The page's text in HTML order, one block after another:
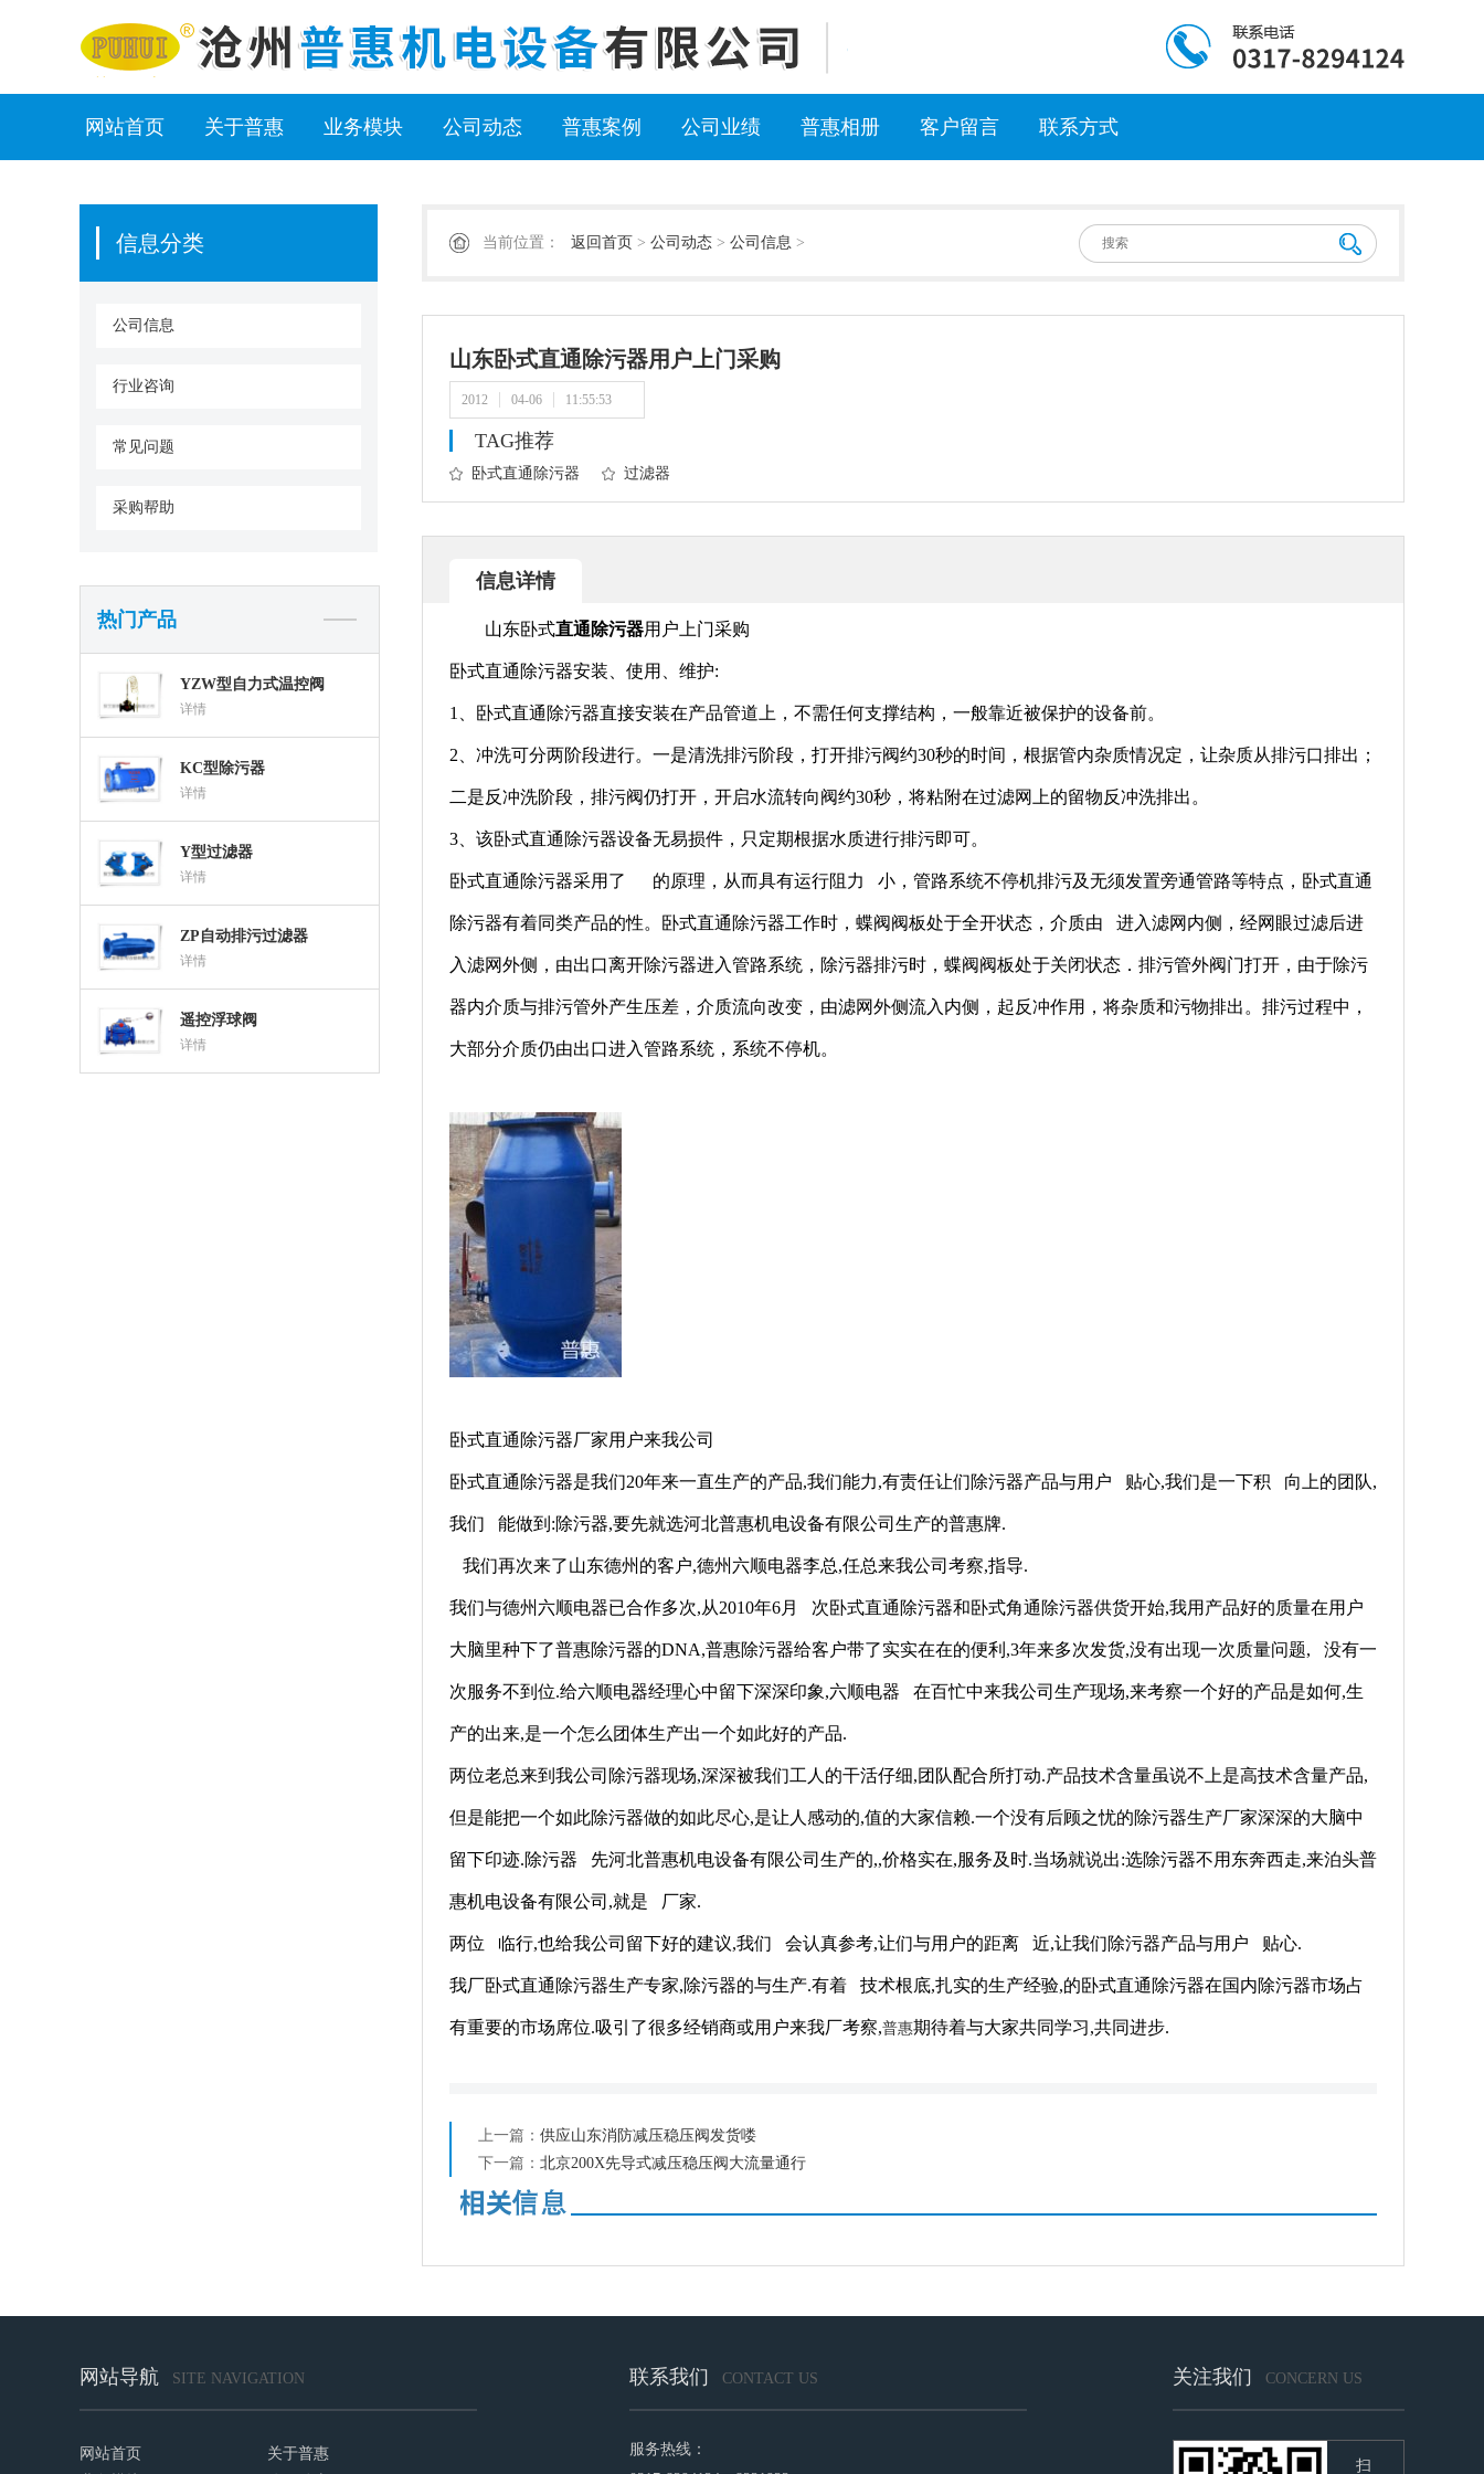
网站首页 关于普惠 业务模块 公司动态 普惠案例 公司业绩 普惠相册 客户留言 联系方式
信息分类
公司信息
行业咨询
常见问题
采购帮助
热门产品
YZW型自力式温控阀
详情
KC型除污器
详情
Y型过滤器
详情
ZP自动排污过滤器
详情
遥控浮球阀
详情
当前位置： 返回首页 > 公司动态 > 公司信息 >
山东卧式直通除污器用户上门采购
2012 04-06 11:55:53
TAG推荐
卧式直通除污器 过滤器
信息详情
山东卧式直通除污器用户上门采购
卧式直通除污器安装、使用、维护:
1、卧式直通除污器直接安装在产品管道上，不需任何支撑结构，一般靠近被保护的设备前。
2、冲洗可分两阶段进行。一是清洗排污阶段，打开排污阀约30秒的时间，根据管内杂质情况定，让杂质从排污口排出；
二是反冲洗阶段，排污阀仍打开，开启水流转向阀约30秒，将粘附在过滤网上的留物反冲洗排出。
3、该卧式直通除污器设备无易损件，只定期根据水质进行排污即可。
卧式直通除污器采用了 的原理，从而具有运行阻力 小，管路系统不停机排污及无须发置旁通管路等特点，卧式直通
除污器有着同类产品的性。卧式直通除污器工作时，蝶阀阀板处于全开状态，介质由 进入滤网内侧，经网眼过滤后进
入滤网外侧，由出口离开除污器进入管路系统，除污器排污时，蝶阀阀板处于关闭状态．排污管外阀门打开，由于除污
器内介质与排污管外产生压差，介质流向改变，由滤网外侧流入内侧，起反冲作用，将杂质和污物排出。排污过程中，
大部分介质仍由出口进入管路系统，系统不停机。
卧式直通除污器厂家用户来我公司
卧式直通除污器是我们20年来一直生产的产品,我们能力,有责任让们除污器产品与用户 贴心,我们是一下积 向上的团队,
我们 能做到:除污器,要先就选河北普惠机电设备有限公司生产的普惠牌.
我们再次来了山东德州的客户,德州六顺电器李总,任总来我公司考察,指导.
我们与德州六顺电器已合作多次,从2010年6月 次卧式直通除污器和卧式角通除污器供货开始,我用产品好的质量在用户
大脑里种下了普惠除污器的DNA,普惠除污器给客户带了实实在在的便利,3年来多次发货,没有出现一次质量问题, 没有一
次服务不到位.给六顺电器经理心中留下深深印象,六顺电器 在百忙中来我公司生产现场,来考察一个好的产品是如何,生
产的出来,是一个怎么团体生产出一个如此好的产品.
两位老总来到我公司除污器现场,深深被我们工人的干活仔细,团队配合所打动.产品技术含量虽说不上是高技术含量产品,
但是能把一个如此除污器做的如此尽心,是让人感动的,值的大家信赖.一个没有后顾之忧的除污器生产厂家深深的大脑中
留下印迹.除污器 先河北普惠机电设备有限公司生产的,,价格实在,服务及时.当场就说出:选除污器不用东奔西走,来泊头普
惠机电设备有限公司,就是 厂家.
两位 临行,也给我公司留下好的建议,我们 会认真参考,让们与用户的距离 近,让我们除污器产品与用户 贴心.
我厂卧式直通除污器生产专家,除污器的与生产.有着 技术根底,扎实的生产经验,的卧式直通除污器在国内除污器市场占
有重要的市场席位.吸引了很多经销商或用户来我厂考察,普惠期待着与大家共同学习,共同进步.
上一篇： 供应山东消防减压稳压阀发货喽
下一篇： 北京200X先导式减压稳压阀大流量通行
网站导航 SITE NAVIGATION
网站首页
关于普惠
联系我们 CONTACT US
服务热线：
关注我们 CONCERN US
扫